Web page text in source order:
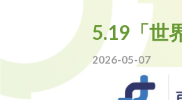
5.19「世
2026-05-07